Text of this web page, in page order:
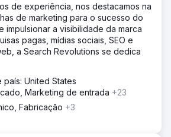
em 75%. A redefinição da marca
um novo caminho para o sucesso,
consistente desde o início da
na ação, comunicação clara
com a equipe da Walden os
confiável do departamento de
impacto comercial tangível.
a página da agência
de experiência, nos destacamos na
de marketing para o sucesso do
impulsionar a visibilidade da marca
pagas, mídias sociais, SEO e
a Search Revolutions se dedica
United States
Marketing de entrada +23
Fabricação +3